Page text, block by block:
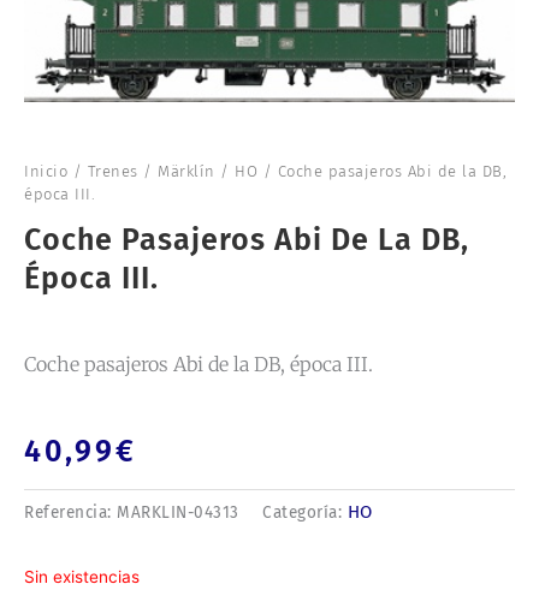
Inicio / Trenes / Märklín / HO / Coche pasajeros Abi de la DB,
época III.
Coche Pasajeros Abi De La DB,
Época III.
Coche pasajeros Abi de la DB, época III.
40,99€
Referencia: MARKLIN-04313 Categoría: HO
Sin existencias